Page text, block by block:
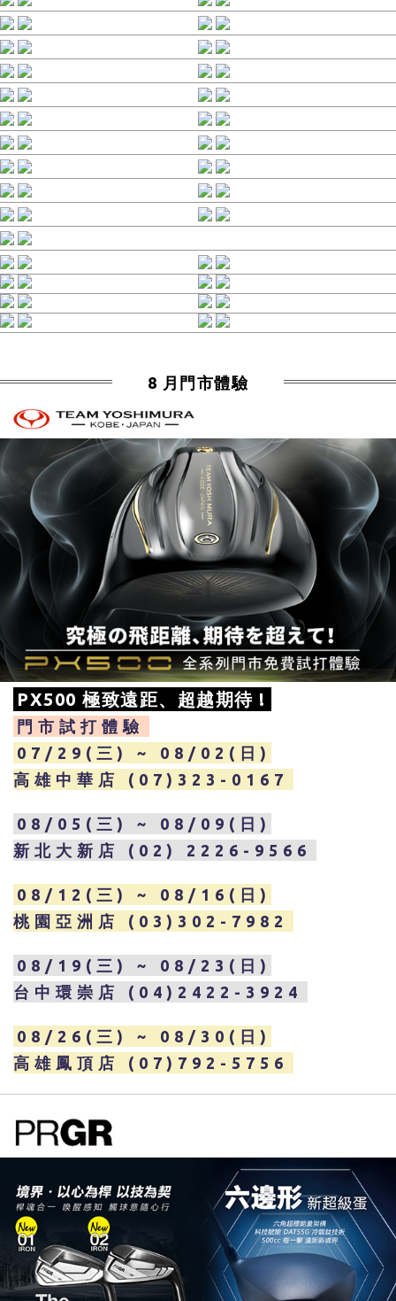
8 月門市體驗
PX500 極致遠距、超越期待 !
門市試打體驗
07/29(三) ~ 08/02(日)
高雄中華店 (07)323-0167
08/05(三) ~ 08/09(日)
新北大新店 (02) 2226-9566
08/12(三) ~ 08/16(日)
桃園亞洲店 (03)302-7982
08/19(三) ~ 08/23(日)
台中環崇店 (04)2422-3924
08/26(三) ~ 08/30(日)
高雄鳳頂店 (07)792-5756